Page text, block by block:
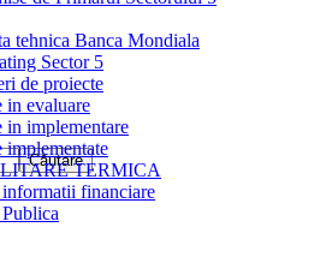
tehnica Banca Mondiala
Sector 5
de proiecte
in evaluare
in implementare
implementate
TERMICA
financiare